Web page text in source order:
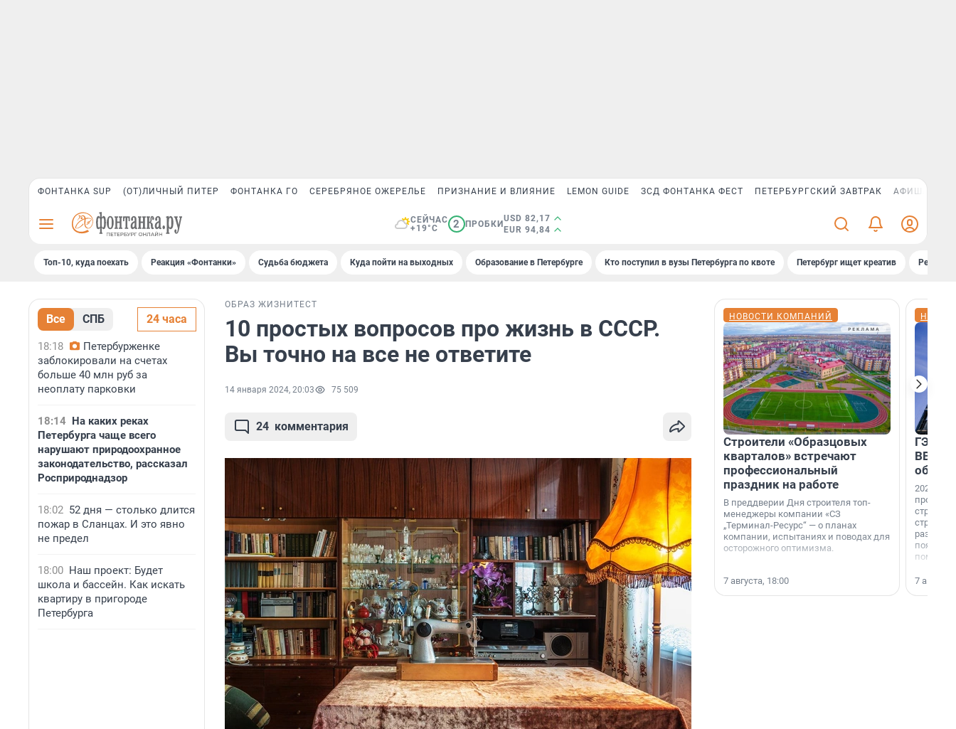
ФОНТАНКА SUP (ОТ)ЛИЧНЫЙ ПИТЕР ФОНТАНКА ГО СЕРЕБРЯНОЕ ОЖЕРЕЛЬЕ ПРИЗНАНИЕ И ВЛИЯНИЕ LEMON GUIDE ЗСД ФОНТАНКА ФЕСТ ПЕТЕРБУРГСКИЙ ЗАВТРАК АФИША PLUS
СЕЙЧАС
+19°C
2 ПРОБКИ
USD 82,17
EUR 94,84
Топ-10, куда поехать Реакция «Фонтанки» Судьба бюджета Куда пойти на выходных Образование в Петербурге Кто поступил в вузы Петербурга по квоте Петербург ищет креатив
Все СПБ 24 часа
18:18
Петербурженке
заблокировали на счетах
больше 40 млн руб за
неоплату парковки
18:14 На каких реках
Петербурга чаще всего
нарушают природоохранное
законодательство, рассказал
Росприроднадзор
18:02 52 дня — столько длится
пожар в Сланцах. И это явно
не предел
18:00 Наш проект: Будет
школа и бассейн. Как искать
квартиру в пригороде
Петербурга
ОБРАЗ ЖИЗНИ ТЕСТ
10 простых вопросов про жизнь в СССР.
Вы точно на все не ответите
14 января 2024, 20:03 75 509
24 комментария
НОВОСТИ КОМПАНИЙ
Строители «Образцовых
кварталов» встречают
профессиональный
праздник на работе
В преддверии Дня строителя топ-
менеджеры компании «СЗ
„Терминал-Ресурс“ — о планах
компании, испытаниях и поводах для
осторожного оптимизма.
7 августа, 18:00
ГЭС,
ВВП: в
об
2026-й —
раз. В
7